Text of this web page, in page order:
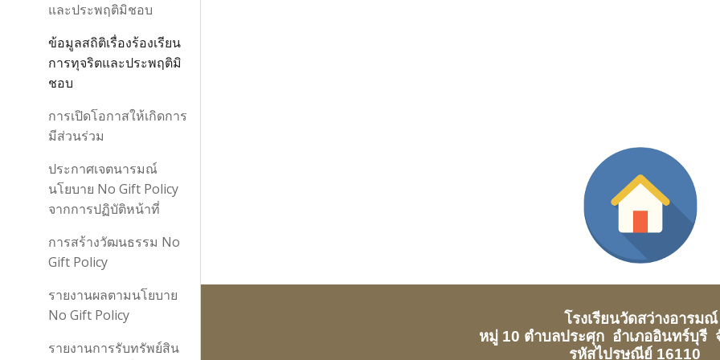
และประพฤติมิชอบ
ข้อมูลสถิติเรื่องร้องเรียน
การทุจริตและประพฤติมิ
ชอบ
การเปิดโอกาสให้เกิดการ
มีส่วนร่วม
ประกาศเจตนารมณ์
นโยบาย No Gift Policy
จากการปฏิบัติหน้าที่
การสร้างวัฒนธรรม No
Gift Policy
รายงานผลตามนโยบาย
No Gift Policy
รายงานการรับทรัพย์สิน
โรงเรียนวัดสว่างอารมณ์
หมู่ 10 ตำบลประศุก อำเภออินทร์บุรี
รหัสไปรษณีย์ 16110